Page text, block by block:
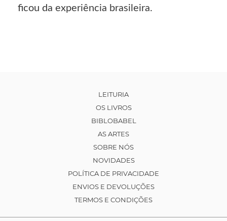
ficou da experiência brasileira.
LEITURIA
OS LIVROS
BIBLOBABEL
AS ARTES
SOBRE NÓS
NOVIDADES
POLÍTICA DE PRIVACIDADE
ENVIOS E DEVOLUÇÕES
TERMOS E CONDIÇÕES